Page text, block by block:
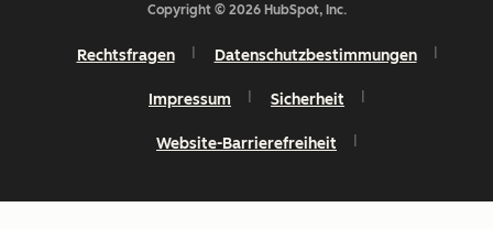
Copyright © 2026 HubSpot, Inc.
Rechtsfragen Datenschutzbestimmungen
Impressum Sicherheit
Website-Barrierefreiheit